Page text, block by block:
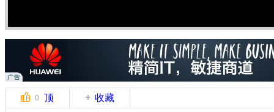
0 顶 收藏